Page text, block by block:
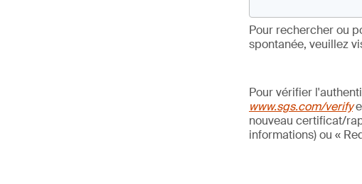
Pour rechercher ou
spontanée, veuillez
Pour vérifier
www.sgs.com/verify
nouveau certificat/
informations) ou «